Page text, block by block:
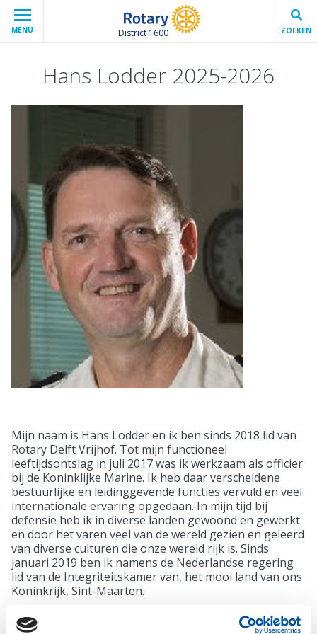
MENU District 1600 ZOEKEN
Hans Lodder 2025-2026
Mijn naam is Hans Lodder en ik ben sinds 2018 lid van
Rotary Delft Vrijhof. Tot mijn functioneel
leeftijdsontslag in juli 2017 was ik werkzaam als officier
bij de Koninklijke Marine. Ik heb daar verscheidene
bestuurlijke en leidinggevende functies vervuld en veel
internationale ervaring opgedaan. In mijn tijd bij
defensie heb ik in diverse landen gewoond en gewerkt
en door het varen veel van de wereld gezien en geleerd
van diverse culturen die onze wereld rijk is. Sinds
januari 2019 ben ik namens de Nederlandse regering
lid van de Integriteitskamer van, het mooi land van ons
Koninkrijk, Sint-Maarten.
Mijn voornaamste motivatie om mij indertijd kandidaat
te stellen voor de functie van District Gouverneur was,